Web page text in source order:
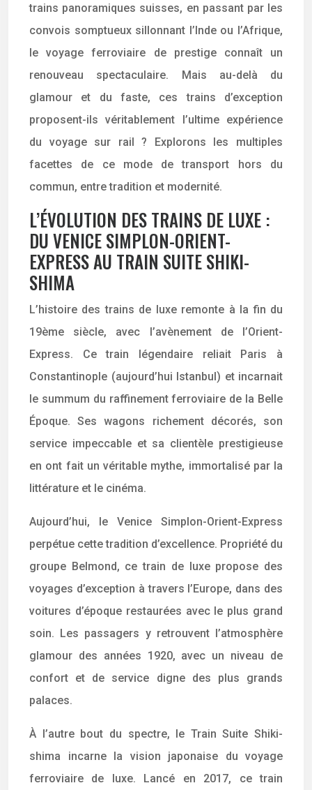
trains panoramiques suisses, en passant par les
convois somptueux sillonnant l’Inde ou l’Afrique,
le voyage ferroviaire de prestige connaît un
renouveau spectaculaire. Mais au-delà du
glamour et du faste, ces trains d’exception
proposent-ils véritablement l’ultime expérience
du voyage sur rail ? Explorons les multiples
facettes de ce mode de transport hors du
commun, entre tradition et modernité.
L’ÉVOLUTION DES TRAINS DE LUXE :
DU VENICE SIMPLON-ORIENT-
EXPRESS AU TRAIN SUITE SHIKI-
SHIMA
L’histoire des trains de luxe remonte à la fin du
19ème siècle, avec l’avènement de l’Orient-
Express. Ce train légendaire reliait Paris à
Constantinople (aujourd’hui Istanbul) et incarnait
le summum du raffinement ferroviaire de la Belle
Époque. Ses wagons richement décorés, son
service impeccable et sa clientèle prestigieuse
en ont fait un véritable mythe, immortalisé par la
littérature et le cinéma.
Aujourd’hui, le Venice Simplon-Orient-Express
perpétue cette tradition d’excellence. Propriété du
groupe Belmond, ce train de luxe propose des
voyages d’exception à travers l’Europe, dans des
voitures d’époque restaurées avec le plus grand
soin. Les passagers y retrouvent l’atmosphère
glamour des années 1920, avec un niveau de
confort et de service digne des plus grands
palaces.
À l’autre bout du spectre, le Train Suite Shiki-
shima incarne la vision japonaise du voyage
ferroviaire de luxe. Lancé en 2017, ce train